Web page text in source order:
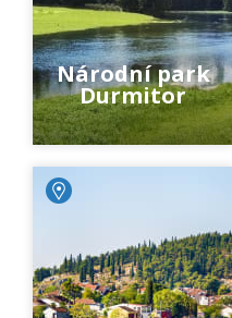
Národní park
Durmitor